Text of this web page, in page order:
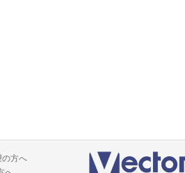
の方へ